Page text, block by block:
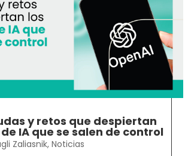
y retos que despiertan
IA que se salen de control
Zaliasnik,Noticias